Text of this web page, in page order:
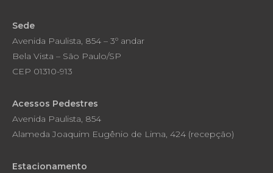
Sede
Avenida Paulista, 854 – 3º andar
Bela Vista – São Paulo/SP
CEP 01310-913
Acessos Pedestres
Avenida Paulista, 854
Alameda Joaquim Eugênio de Lima, 424 (recepção)
Estacionamento